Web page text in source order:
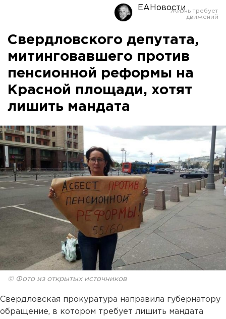
ЕАНовости
Свердловского депутата,
митинговавшего против
пенсионной реформы на
Красной площади, хотят
лишить мандата
© Фото из открытых источников
Свердловская прокуратура направила губернатору
обращение, в котором требует лишить мандата